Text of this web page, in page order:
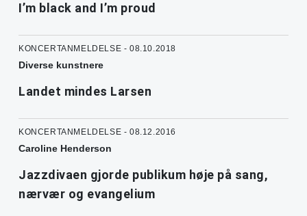
I’m black and I’m proud
KONCERTANMELDELSE - 08.10.2018
Diverse kunstnere
Landet mindes Larsen
KONCERTANMELDELSE - 08.12.2016
Caroline Henderson
Jazzdivaen gjorde publikum høje på sang,
nærvær og evangelium